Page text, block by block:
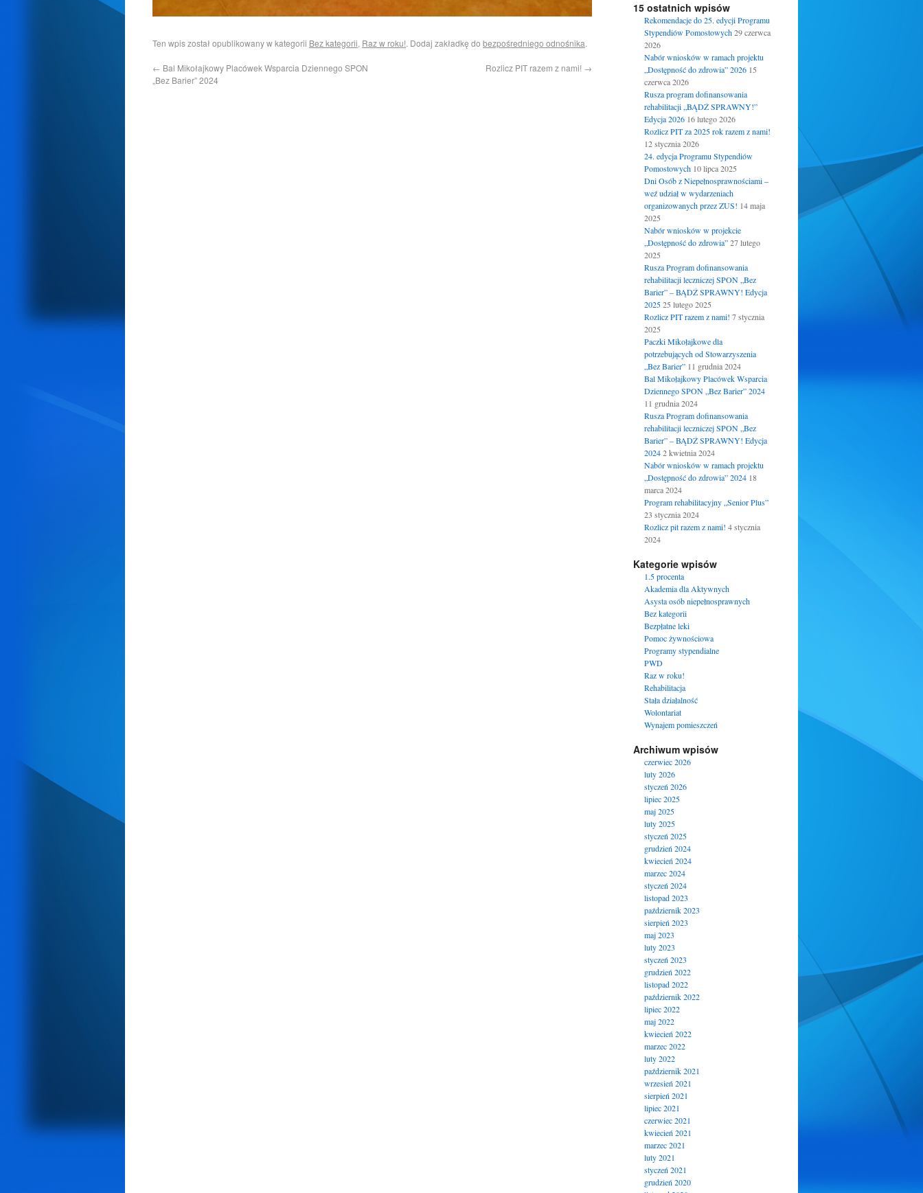
Ten wpis został opublikowany w kategorii Bez kategorii, Raz w roku!. Dodaj zakładkę do bezpośredniego odnośnika.
← Bal Mikołajkowy Placówek Wsparcia Dziennego SPON
„Bez Barier” 2024
Rozlicz PIT razem z nami! →
15 ostatnich wpisów
Rekomendacje do 25. edycji Programu
Stypendiów Pomostowych 29 czerwca
2026
Nabór wniosków w ramach projektu
„Dostępność do zdrowia” 2026 15
czerwca 2026
Rusza program dofinansowania
rehabilitacji „BĄDŹ SPRAWNY!”
Edycja 2026 16 lutego 2026
Rozlicz PIT za 2025 rok razem z nami!
12 stycznia 2026
24. edycja Programu Stypendiów
Pomostowych 10 lipca 2025
Dni Osób z Niepełnosprawnościami –
weź udział w wydarzeniach
organizowanych przez ZUS! 14 maja
2025
Nabór wniosków w projekcie
„Dostępność do zdrowia” 27 lutego
2025
Rusza Program dofinansowania
rehabilitacji leczniczej SPON „Bez
Barier” – BĄDŹ SPRAWNY! Edycja
2025 25 lutego 2025
Rozlicz PIT razem z nami! 7 stycznia
2025
Paczki Mikołajkowe dla
potrzebujących od Stowarzyszenia
„Bez Barier” 11 grudnia 2024
Bal Mikołajkowy Placówek Wsparcia
Dziennego SPON „Bez Barier” 2024
11 grudnia 2024
Rusza Program dofinansowania
rehabilitacji leczniczej SPON „Bez
Barier” – BĄDŹ SPRAWNY! Edycja
2024 2 kwietnia 2024
Nabór wniosków w ramach projektu
„Dostępność do zdrowia” 2024 18
marca 2024
Program rehabilitacyjny „Senior Plus”
23 stycznia 2024
Rozlicz pit razem z nami! 4 stycznia
2024
Kategorie wpisów
1.5 procenta
Akademia dla Aktywnych
Asysta osób niepełnosprawnych
Bez kategorii
Bezpłatne leki
Pomoc żywnościowa
Programy stypendialne
PWD
Raz w roku!
Rehabilitacja
Stała działalność
Wolontariat
Wynajem pomieszczeń
Archiwum wpisów
czerwiec 2026
luty 2026
styczeń 2026
lipiec 2025
maj 2025
luty 2025
styczeń 2025
grudzień 2024
kwiecień 2024
marzec 2024
styczeń 2024
listopad 2023
październik 2023
sierpień 2023
maj 2023
luty 2023
styczeń 2023
grudzień 2022
listopad 2022
październik 2022
lipiec 2022
maj 2022
kwiecień 2022
marzec 2022
luty 2022
październik 2021
wrzesień 2021
sierpień 2021
lipiec 2021
czerwiec 2021
kwiecień 2021
marzec 2021
luty 2021
styczeń 2021
grudzień 2020